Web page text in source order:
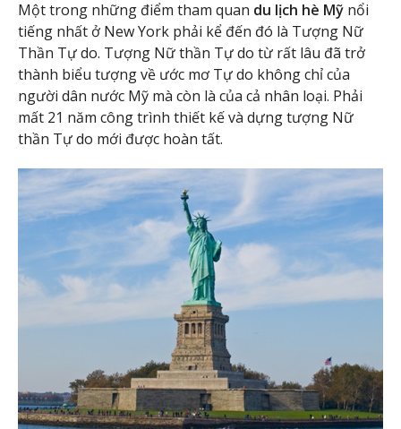
Một trong những điểm tham quan du lịch hè Mỹ nổi
tiếng nhất ở New York phải kể đến đó là Tượng Nữ
Thần Tự do. Tượng Nữ thần Tự do từ rất lâu đã trở
thành biểu tượng về ước mơ Tự do không chỉ của
người dân nước Mỹ mà còn là của cả nhân loại. Phải
mất 21 năm công trình thiết kế và dựng tượng Nữ
thần Tự do mới được hoàn tất.